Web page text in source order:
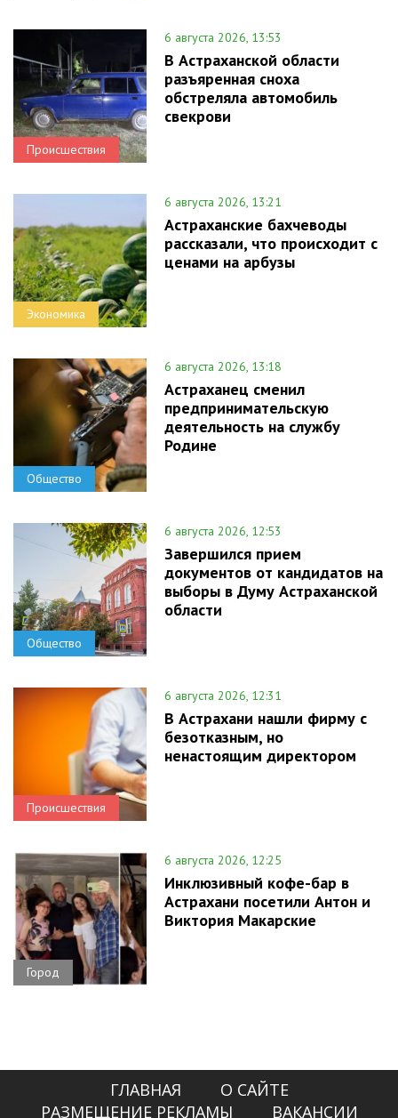
Происшествия
6 августа 2026, 13:53
В Астраханской области
разъяренная сноха
обстреляла автомобиль
свекрови
Экономика
6 августа 2026, 13:21
Астраханские бахчеводы
рассказали, что происходит с
ценами на арбузы
Общество
6 августа 2026, 13:18
Астраханец сменил
предпринимательскую
деятельность на службу
Родине
Общество
6 августа 2026, 12:53
Завершился прием
документов от кандидатов на
выборы в Думу Астраханской
области
Происшествия
6 августа 2026, 12:31
В Астрахани нашли фирму с
безотказным, но
ненастоящим директором
Город
6 августа 2026, 12:25
Инклюзивный кофе-бар в
Астрахани посетили Антон и
Виктория Макарские
ГЛАВНАЯ
О САЙТЕ
РАЗМЕЩЕНИЕ РЕКЛАМЫ
ВАКАНСИИ